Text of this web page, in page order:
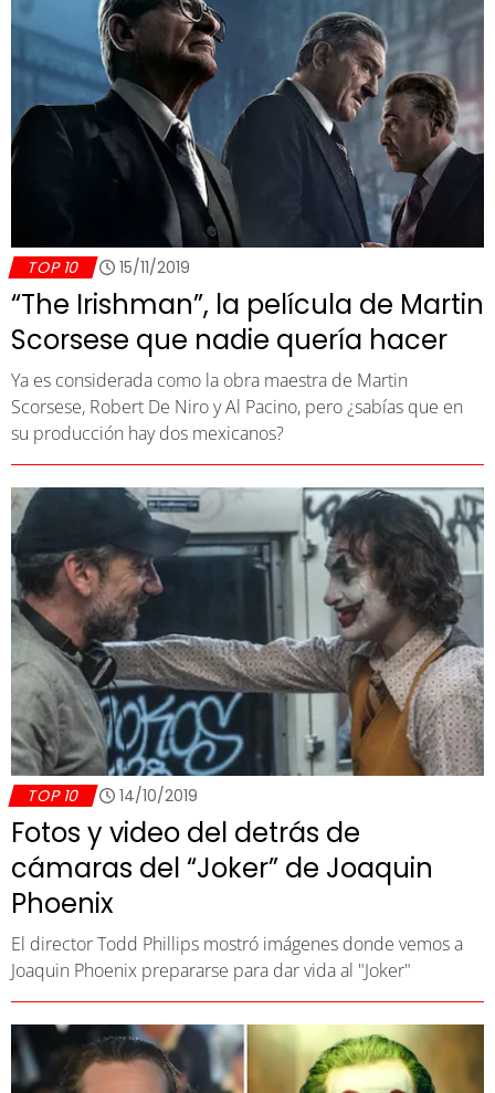
TOP 10 15/11/2019
“The Irishman”, la película de Martin
Scorsese que nadie quería hacer
Ya es considerada como la obra maestra de Martin
Scorsese, Robert De Niro y Al Pacino, pero ¿sabías que en
su producción hay dos mexicanos?
TOP 10 14/10/2019
Fotos y video del detrás de
cámaras del “Joker” de Joaquin
Phoenix
El director Todd Phillips mostró imágenes donde vemos a
Joaquin Phoenix prepararse para dar vida al "Joker"